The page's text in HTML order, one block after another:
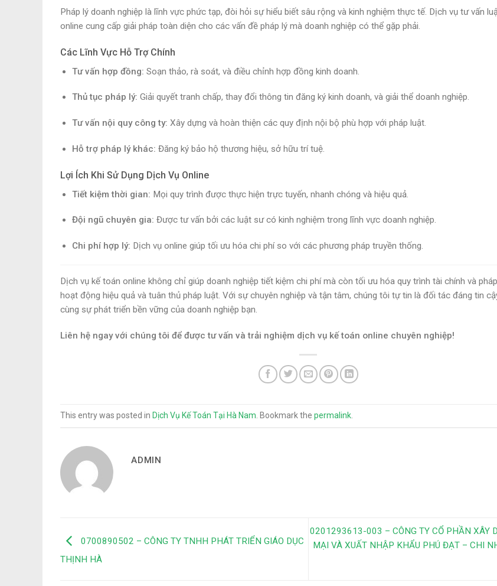
Pháp lý doanh nghiệp là lĩnh vực phức tạp, đòi hỏi sự hiểu biết sâu rộng và kinh nghiệm thực tế. Dịch vụ tư vấn
online cung cấp giải pháp toàn diện cho các vấn đề pháp lý mà doanh nghiệp có thể gặp phải.
Các Lĩnh Vực Hỗ Trợ Chính
Tư vấn hợp đồng: Soạn thảo, rà soát, và điều chỉnh hợp đồng kinh doanh.
Thủ tục pháp lý: Giải quyết tranh chấp, thay đổi thông tin đăng ký kinh doanh, và giải thể doanh nghiệp.
Tư vấn nội quy công ty: Xây dựng và hoàn thiện các quy định nội bộ phù hợp với pháp luật.
Hỗ trợ pháp lý khác: Đăng ký bảo hộ thương hiệu, sở hữu trí tuệ.
Lợi Ích Khi Sử Dụng Dịch Vụ Online
Tiết kiệm thời gian: Mọi quy trình được thực hiện trực tuyến, nhanh chóng và hiệu quả.
Đội ngũ chuyên gia: Được tư vấn bởi các luật sư có kinh nghiệm trong lĩnh vực doanh nghiệp.
Chi phí hợp lý: Dịch vụ online giúp tối ưu hóa chi phí so với các phương pháp truyền thống.
Dịch vụ kế toán online không chỉ giúp doanh nghiệp tiết kiệm chi phí mà còn tối ưu hóa quy trình tài chính và
hoạt động hiệu quả và tuân thủ pháp luật. Với sự chuyên nghiệp và tận tâm, chúng tôi tự tin là đối tác đáng tin
cùng sự phát triển bền vững của doanh nghiệp bạn.
Liên hệ ngay với chúng tôi để được tư vấn và trải nghiệm dịch vụ kế toán online chuyên nghiệp!
This entry was posted in Dịch Vụ Kế Toán Tại Hà Nam. Bookmark the permalink.
ADMIN
0700890502 – CÔNG TY TNHH PHÁT TRIỂN GIÁO DỤC
THỊNH HÀ
0201293613-003 – CÔNG TY CỔ PHẦN XÂY
MẠI VÀ XUẤT NHẬP KHẨU PHÚ ĐẠT – CHI